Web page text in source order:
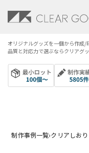
オリジナルグッズを​一個から​作成/
品質と​対応力で​選ぶなら​クリアグ
制作事例一覧›クリアしお